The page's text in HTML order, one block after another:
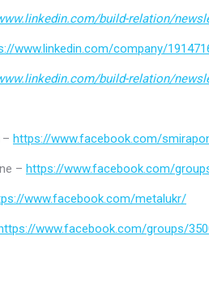
build-relation/
www.linkedin.com/company/
build-relation/
https://www.facebook.com/
– https://www.facebook.com/
www.facebook.com/metalukr/
www.facebook.com/groups/